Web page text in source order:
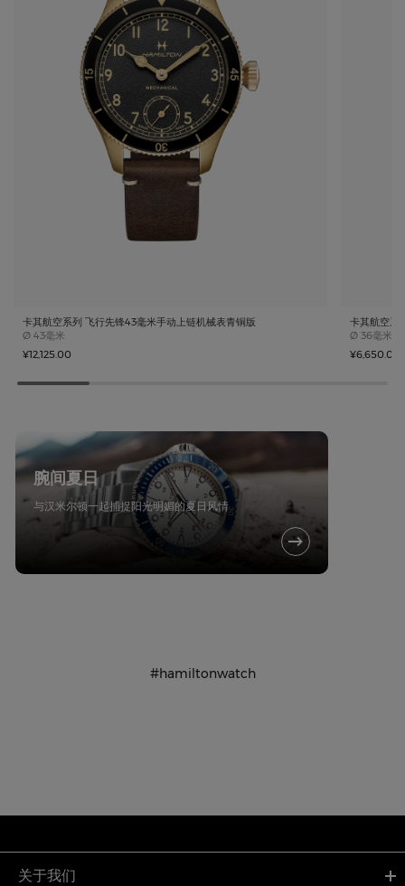
卡其航空系列 飞行先锋43毫米手动上链机械表青铜版
Ø Case size
43毫米
¥12,125.00
卡其航空系
Ø Case size
36毫米 x
¥6,650.00
腕间夏日
与汉米尔顿一起捕捉阳光明媚的夏日风情
#hamiltonwatch
关于我们